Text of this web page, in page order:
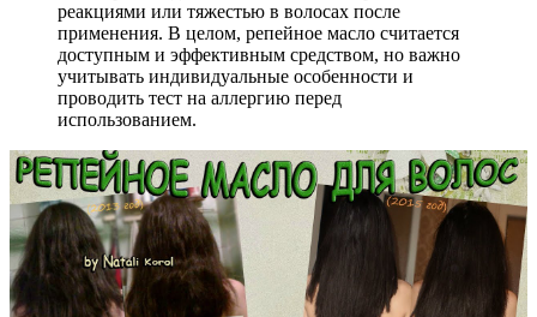
реакциями или тяжестью в волосах после
применения. В целом, репейное масло считается
доступным и эффективным средством, но важно
учитывать индивидуальные особенности и
проводить тест на аллергию перед
использованием.